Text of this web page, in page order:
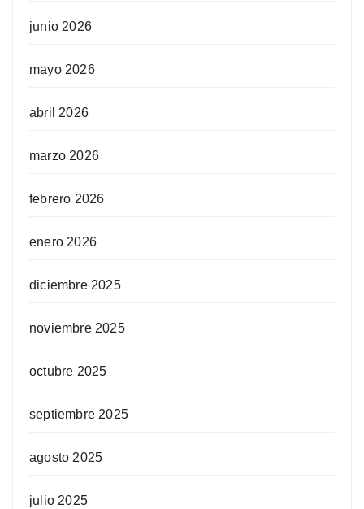
junio 2026
mayo 2026
abril 2026
marzo 2026
febrero 2026
enero 2026
diciembre 2025
noviembre 2025
octubre 2025
septiembre 2025
agosto 2025
julio 2025